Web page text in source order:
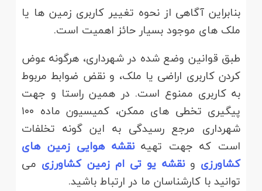
بنابراین آگاهی از نحوه تغییر کاربری زمین ها یا
ملک های موجود بسیار حائز اهمیت است.
طبق قوانین وضع شده در شهرداری، هرگونه عوض
کردن کاربری اراضی یا ملک، و نقض ضوابط مربوط
به کاربری ممنوع است. در همین راستا و جهت
پیگیری تخطی های ممکن، کمیسیون ماده ۱۰۰
شهرداری مرجع رسیدگی به این گونه تخلفات
است که جهت تهیهنقشه هوایی زمین های
کشاورزی ونقشه یو تی ام زمین کشاورزی می
توانید با کارشناسان ما در ارتباط باشید.